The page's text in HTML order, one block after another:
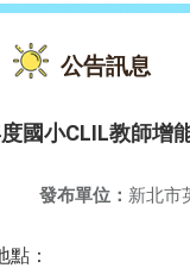
公告訊息
國小CLIL教師增
發布單位： 新北市
：